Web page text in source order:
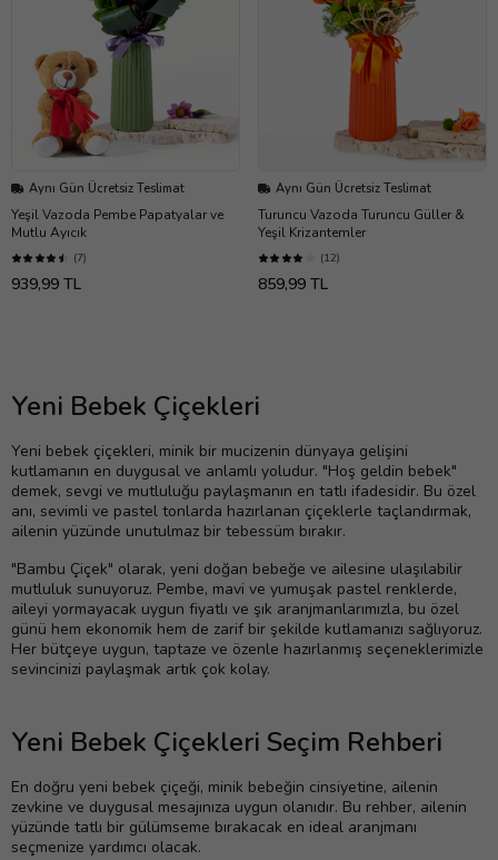
Aynı Gün Ücretsiz Teslimat
Yeşil Vazoda Pembe Papatyalar ve
Mutlu Ayıcık
(7)
939,99 TL
Aynı Gün Ücretsiz Teslimat
Turuncu Vazoda Turuncu Güller &
Yeşil Krizantemler
(12)
859,99 TL
Yeni Bebek Çiçekleri
Yeni bebek çiçekleri, minik bir mucizenin dünyaya gelişini
kutlamanın en duygusal ve anlamlı yoludur. "Hoş geldin bebek"
demek, sevgi ve mutluluğu paylaşmanın en tatlı ifadesidir. Bu özel
anı, sevimli ve pastel tonlarda hazırlanan çiçeklerle taçlandırmak,
ailenin yüzünde unutulmaz bir tebessüm bırakır.
"Bambu Çiçek" olarak, yeni doğan bebeğe ve ailesine ulaşılabilir
mutluluk sunuyoruz. Pembe, mavi ve yumuşak pastel renklerde,
aileyi yormayacak uygun fiyatlı ve şık aranjmanlarımızla, bu özel
günü hem ekonomik hem de zarif bir şekilde kutlamanızı sağlıyoruz.
Her bütçeye uygun, taptaze ve özenle hazırlanmış seçeneklerimizle
sevincinizi paylaşmak artık çok kolay.
Yeni Bebek Çiçekleri Seçim Rehberi
En doğru yeni bebek çiçeği, minik bebeğin cinsiyetine, ailenin
zevkine ve duygusal mesajınıza uygun olanıdır. Bu rehber, ailenin
yüzünde tatlı bir gülümseme bırakacak en ideal aranjmanı
seçmenize yardımcı olacak.